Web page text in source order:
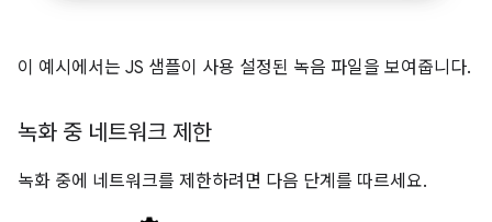
이 예시에서는 JS 샘플이 사용 설정된 녹음 파일을 보여줍니다.
녹화 중 네트워크 제한
녹화 중에 네트워크를 제한하려면 다음 단계를 따르세요.